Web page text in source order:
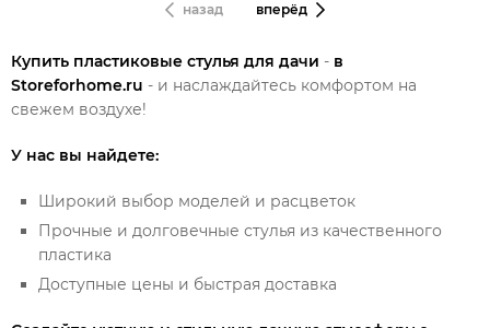
назад вперёд
Купить пластиковые стулья для дачи - в
Storeforhome.ru - и наслаждайтесь комфортом на
свежем воздухе!
У нас вы найдете:
Широкий выбор моделей и расцветок
Прочные и долговечные стулья из качественного
пластика
Доступные цены и быстрая доставка